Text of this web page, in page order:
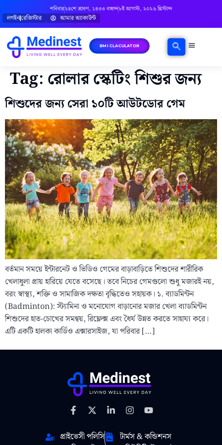
শনিবার২৪শে শ্রাবণ, ১৪৩৩ বঙ্গাব্দ৮ই আগস্ট, ২০২৬ খ্রিস্টাব্দ
লগইনরেজিস্টার আমার অ্যাকাউন্ট
BMI CLACULATOR
Tag: রোলার স্কেটিং শিশুর জন্য
শিশুদের জন্য সেরা ১০টি আউটডোর গেম
বর্তমান সময়ে ইন্টারনেট ও ভিডিও গেমের বাড়াবাড়িতে শিশুদের শারীরিক
খেলাধুলা প্রায় হারিয়ে যেতে বসেছে। তবে নিচের গেমগুলো শুধু মজারই নয়,
বরং স্বাস্থ্য, শক্তি ও সামাজিক দক্ষতা বৃদ্ধিতেও সহায়ক। ১. ব্যাডমিন্টন
(Badminton): স্ট্যামিনা ও মনোযোগ বাড়ানোর মজার খেলা ব্যাডমিন্টন
শিশুদের হাত-চোখের সমন্বয়, রিফ্লেক্স এবং ধৈর্য উন্নত করতে সাহায্য করে।
এটি একটি হালকা কার্ডিও এক্সারসাইজ, যা পরিবার […]
প্রাইভেসী পলিসি
টার্মস & কন্ডিশনস